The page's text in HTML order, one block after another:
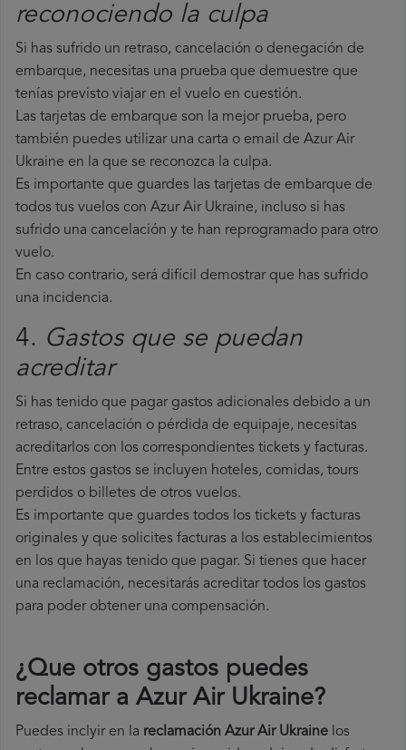
reconociendo la culpa
Si has sufrido un retraso, cancelación o denegación de
embarque, necesitas una prueba que demuestre que
tenías previsto viajar en el vuelo en cuestión.
Las tarjetas de embarque son la mejor prueba, pero
también puedes utilizar una carta o email de Azur Air
Ukraine en la que se reconozca la culpa.
Es importante que guardes las tarjetas de embarque de
todos tus vuelos con Azur Air Ukraine, incluso si has
sufrido una cancelación y te han reprogramado para otro
vuelo.
En caso contrario, será difícil demostrar que has sufrido
una incidencia.
4. Gastos que se puedan
acreditar
Si has tenido que pagar gastos adicionales debido a un
retraso, cancelación o pérdida de equipaje, necesitas
acreditarlos con los correspondientes tickets y facturas.
Entre estos gastos se incluyen hoteles, comidas, tours
perdidos o billetes de otros vuelos.
Es importante que guardes todos los tickets y facturas
originales y que solicites facturas a los establecimientos
en los que hayas tenido que pagar. Si tienes que hacer
una reclamación, necesitarás acreditar todos los gastos
para poder obtener una compensación.
¿Que otros gastos puedes
reclamar a Azur Air Ukraine​?
Puedes inclyir en la reclamación Azur Air Ukraine los